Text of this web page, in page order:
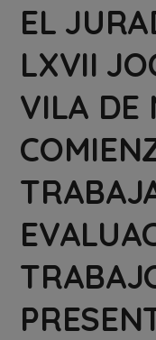
EL
LXVII
VILA DE